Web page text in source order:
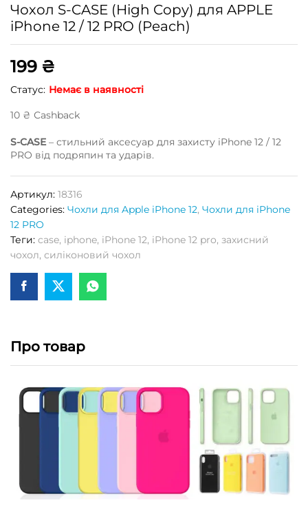
Чохол S-CASE (High Copy) для APPLE
iPhone 12 / 12 PRO (Peach)
199 ₴
Статус: Немає в наявності
10 ₴ Сashback
S-CASE– стильний аксесуар для захисту iPhone 12 / 12
PRO від подряпин та ударів.
Артикул: 18316
Categories: Чохли для Apple iPhone 12, Чохли для iPhone
12 PRO
Теги: case, iphone, iPhone 12, iPhone 12 pro, захисний
чохол, силіконовий чохол
Про товар